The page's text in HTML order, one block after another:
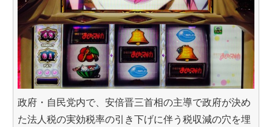
政府・自民党内で、安倍晋三首相の主導で政府が決め
た法人税の実効税率の引き下げに伴う税収減の穴を埋